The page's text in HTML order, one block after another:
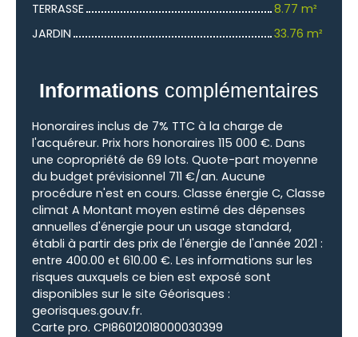
TERRASSE
8.77 m²
JARDIN
33.76 m²
Informations complémentaires
Honoraires inclus de 7% TTC à la charge de
l'acquéreur. Prix hors honoraires 115 000 €. Dans
une copropriété de 69 lots. Quote-part moyenne
du budget prévisionnel 711 €/an. Aucune
procédure n'est en cours. Classe énergie C, Classe
climat A Montant moyen estimé des dépenses
annuelles d'énergie pour un usage standard,
établi à partir des prix de l'énergie de l'année 2021 :
entre 400.00 et 610.00 €. Les informations sur les
risques auxquels ce bien est exposé sont
disponibles sur le site Géorisques :
georisques.gouv.fr.
Carte pro. CPI86012018000030399